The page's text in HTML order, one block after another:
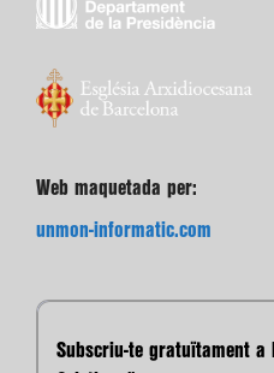
Web maquetada per:
unmon-informatic.com
Subscriu-te gratuïtament a